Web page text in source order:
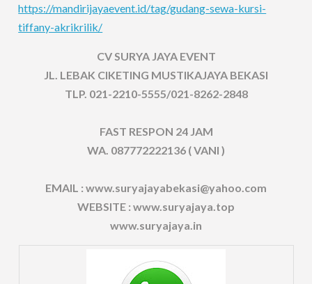
https://mandirijayaevent.id/tag/gudang-sewa-kursi-
tiffany-akrikrilik/
CV SURYA JAYA EVENT
JL. LEBAK CIKETING MUSTIKAJAYA BEKASI
TLP. 021-2210-5555/021-8262-2848
FAST RESPON 24 JAM
WA. 087772222136 ( VANI )
EMAIL : www.suryajayabekasi@yahoo.com
WEBSITE : www.suryajaya.top
www.suryajaya.in